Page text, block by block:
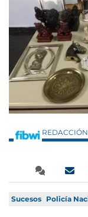
REDACCIÓN
Sucesos Policía